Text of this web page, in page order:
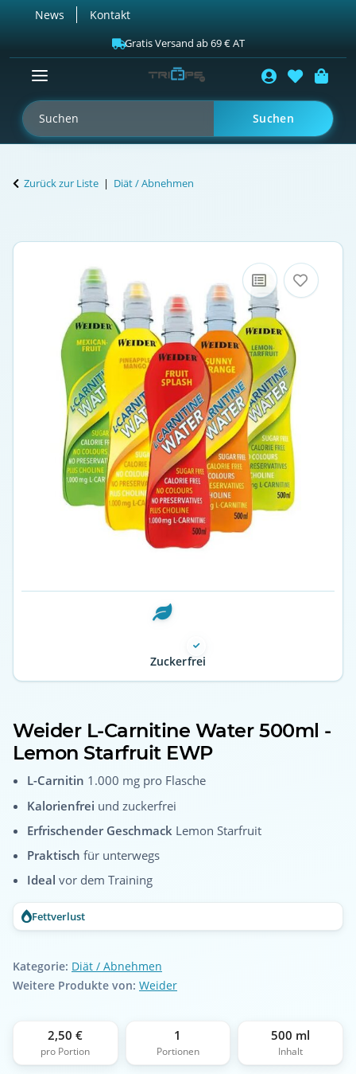
News Kontakt
Gratis Versand ab 69 € AT
Suchen
Zurück zur Liste Diät / Abnehmen
Zuckerfrei
Weider L-Carnitine Water 500ml -
Lemon Starfruit EWP
L-Carnitin 1.000 mg pro Flasche
Kalorienfrei und zuckerfrei
Erfrischender Geschmack Lemon Starfruit
Praktisch für unterwegs
Ideal vor dem Training
Fettverlust
Kategorie: Diät / Abnehmen
Weitere Produkte von: Weider
2,50 €
pro Portion
1
Portionen
500 ml
Inhalt